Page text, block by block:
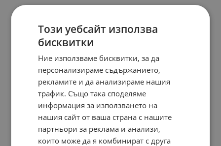
Този уебсайт използва
бисквитки
Ние използваме бисквитки, за да
персонализираме съдържанието,
рекламите и да анализираме нашия
трафик. Също така споделяме
информация за използването на
нашия сайт от ваша страна с нашите
партньори за реклама и анализи,
които може да я комбинират с друга